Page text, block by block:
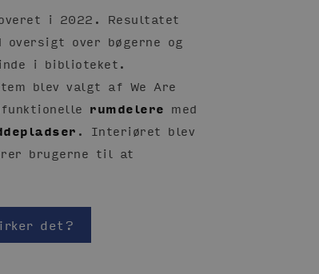
i 2022. Resultatet
over bøgerne og
i biblioteket.
blev valgt af We Are
rumdelere med
. Interiøret blev
brugerne til at
det?